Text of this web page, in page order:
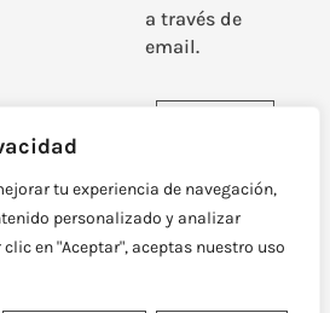
tu experiencia de navegación,
personalizado y analizar
en "Aceptar", aceptas nuestro uso
a través de
email.
RESERVADOS